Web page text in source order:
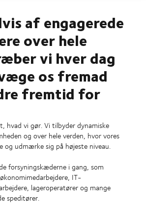
af engagerede
over hele
vi hver dag
os fremad
fremtid for
hvad vi gør. Vi tilbyder dynamiske
og over hele verden, hvor vores
og udmærke sig på højeste niveau.
forsyningskæderne i gang, som
IT-
lageroperatører og mange
speditører.